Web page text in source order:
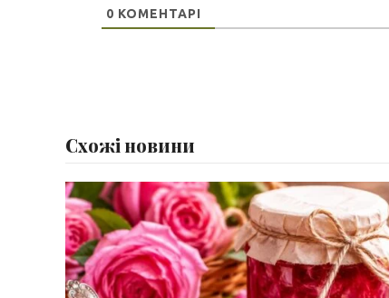
0 КОМЕНТАРІ
Схожі новини